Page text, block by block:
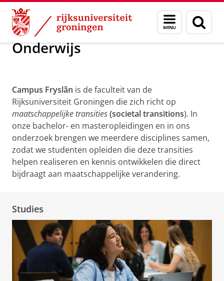
Skip
Content
Skip
Navigation
Menu
en
zoeken
Over ons Campus Fryslân Onderwijs
Onderwijs
Campus Fryslân is de faculteit van de
Rijksuniversiteit Groningen die zich richt op
maatschappelijke transities(societal transitions). In
onze bachelor- en masteropleidingen en in ons
onderzoek brengen we meerdere disciplines samen,
zodat we studenten opleiden die deze transities
helpen realiseren en kennis ontwikkelen die direct
bijdraagt aan maatschappelijke verandering.
Studies